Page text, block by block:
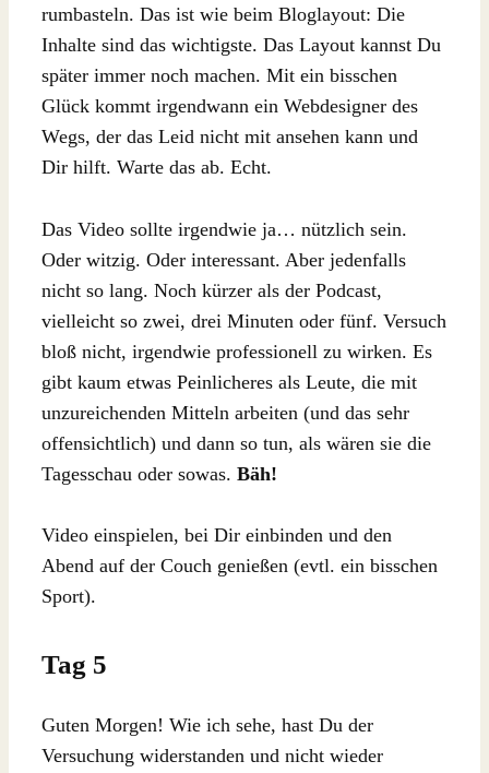
rumbasteln. Das ist wie beim Bloglayout: Die
Inhalte sind das wichtigste. Das Layout kannst Du
später immer noch machen. Mit ein bisschen
Glück kommt irgendwann ein Webdesigner des
Wegs, der das Leid nicht mit ansehen kann und
Dir hilft. Warte das ab. Echt.
Das Video sollte irgendwie ja… nützlich sein.
Oder witzig. Oder interessant. Aber jedenfalls
nicht so lang. Noch kürzer als der Podcast,
vielleicht so zwei, drei Minuten oder fünf. Versuch
bloß nicht, irgendwie professionell zu wirken. Es
gibt kaum etwas Peinlicheres als Leute, die mit
unzureichenden Mitteln arbeiten (und das sehr
offensichtlich) und dann so tun, als wären sie die
Tagesschau oder sowas. Bäh!
Video einspielen, bei Dir einbinden und den
Abend auf der Couch genießen (evtl. ein bisschen
Sport).
Tag 5
Guten Morgen! Wie ich sehe, hast Du der
Versuchung widerstanden und nicht wieder